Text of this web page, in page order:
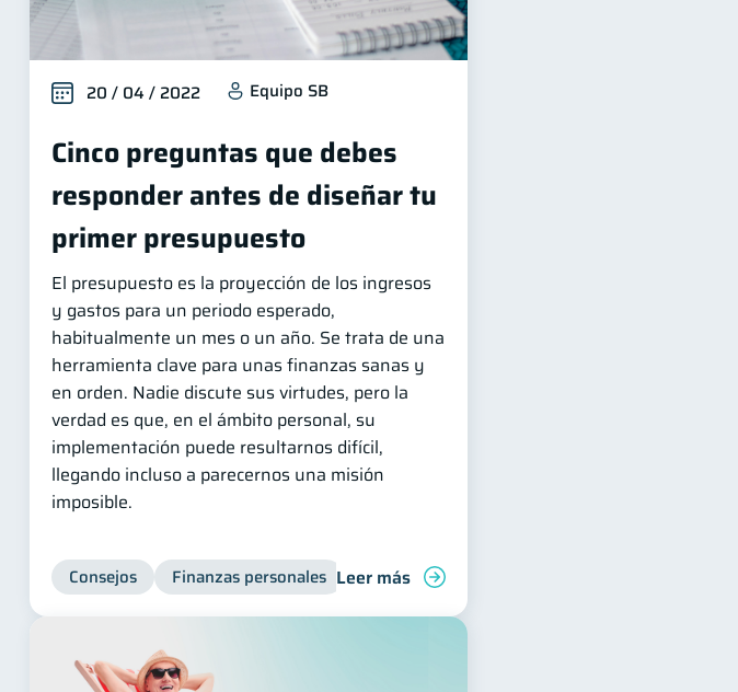
Inclusión financiera Finanzas para jóvenes Manejo de deudas
20 / 04 / 2022 Equipo SB
Cinco preguntas que debes
responder antes de diseñar tu
primer presupuesto
El presupuesto es la proyección de los ingresos
y gastos para un periodo esperado,
habitualmente un mes o un año. Se trata de una
herramienta clave para unas finanzas sanas y
en orden. Nadie discute sus virtudes, pero la
verdad es que, en el ámbito personal, su
implementación puede resultarnos difícil,
llegando incluso a parecernos una misión
imposible.
Consejos Finanzas personales Educación financiera
Leer más